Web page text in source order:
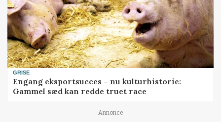
GRISE
Engang eksportsucces – nu kulturhistorie:
Gammel sæd kan redde truet race
Annonce